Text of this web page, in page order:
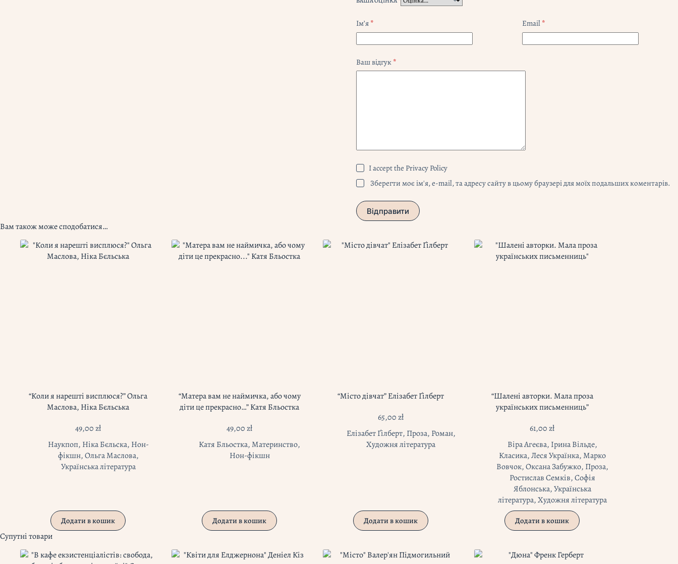
Ім’я* Email*
Ваш відгук *
I accept the Privacy Policy
Зберегти моє ім'я, e-mail, та адресу сайту в цьому браузері для моїх подальших коментарів.
Відправити
Вам також може сподобатися…
“Коли я нарешті висплюся?” Ольга
Маслова, Ніка Бєльська
49,00zł
Наукпоп, Ніка Бєльска, Нон-
фікшн,Ольга Маслова,
Українська література
Додати в кошик
“Матера вам не наймичка, або чому
діти це прекрасно…” Катя Бльостка
49,00zł
Катя Бльостка,Материнство,
Нон-фікшн
Додати в кошик
“Місто дівчат” Елізабет Ґілберт
65,00zł
Елізабет Ґілберт, Проза, Роман,
Художня література
Додати в кошик
“Шалені авторки. Мала проза
українських письменниць”
61,00zł
Віра Агеєва, Ірина Вільде,
Класика,Леся Українка,Марко
Вовчок,Оксана Забужко, Проза,
Ростислав Семків,Софія
Яблонська,Українська
література,Художня література
Додати в кошик
Супутні товари